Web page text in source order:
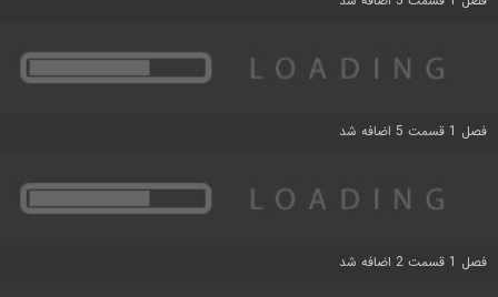
فصل 1 قسمت 5 اضافه شد
فصل 1 قسمت 2 اضافه شد